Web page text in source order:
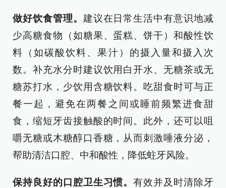
做好饮食管理。 建议在日常生活中有意识地减
少高糖食物（如糖果、蛋糕、饼干）和酸性饮
料（如碳酸饮料、果汁）的摄入量和摄入次
数。补充水分时建议饮用白开水、无糖茶或无
糖苏打水，少饮用含糖饮料。吃甜食时可与正
餐一起，避免在两餐之间或睡前频繁进食甜
食，缩短牙齿接触酸的时间。此外，还可以咀
嚼无糖或木糖醇口香糖，从而刺激唾液分泌，
帮助清洁口腔、中和酸性，降低蛀牙风险。
保持良好的口腔卫生习惯。有效并及时清除牙